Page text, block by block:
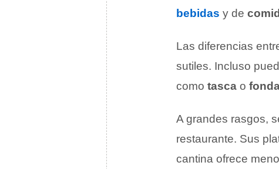
bebidas y de
Las diferencias
sutiles. Incluso
como tasca o
A grandes rasgos,
restaurante. Sus
cantina ofrece